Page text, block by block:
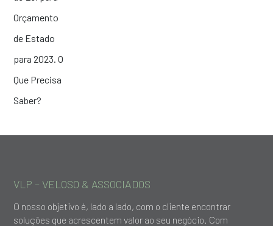
VLP – VELOSO & ASSOCIADOS
O nosso objetivo é, lado a lado, com o cliente encontrar
soluções que acrescentem valor ao seu negócio. Com